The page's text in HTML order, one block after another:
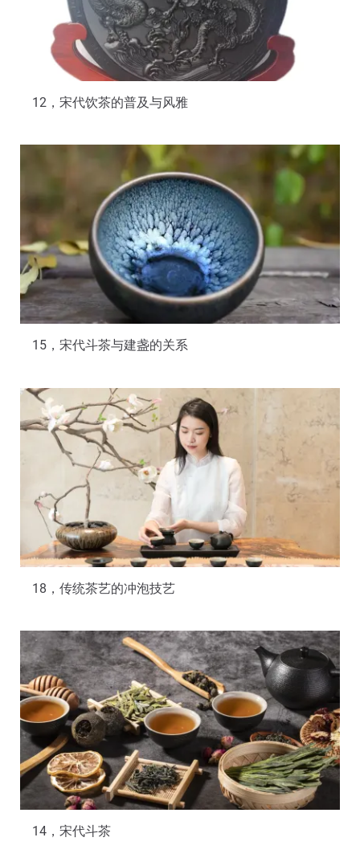
12，宋代饮茶的普及与风雅
15，宋代斗茶与建盏的关系
18，传统茶艺的冲泡技艺
14，宋代斗茶